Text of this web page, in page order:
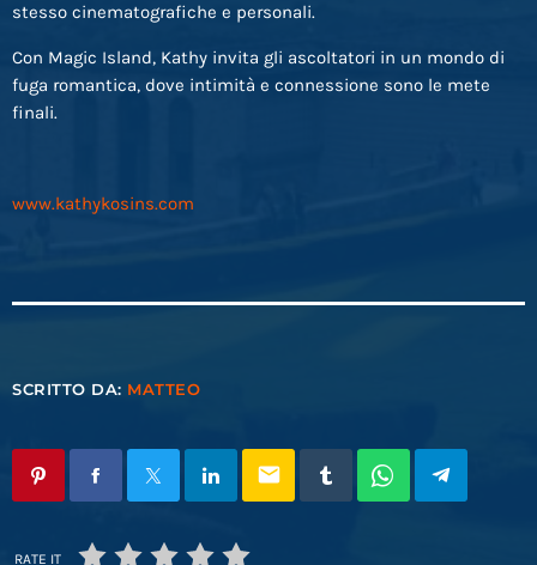
stesso cinematografiche e personali.
Con Magic Island, Kathy invita gli ascoltatori in un mondo di
fuga romantica, dove intimità e connessione sono le mete
finali.
www.kathykosins.com
SCRITTO DA: MATTEO
email
RATE IT